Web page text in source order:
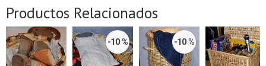
Productos Relacionados
-10 % -10 %